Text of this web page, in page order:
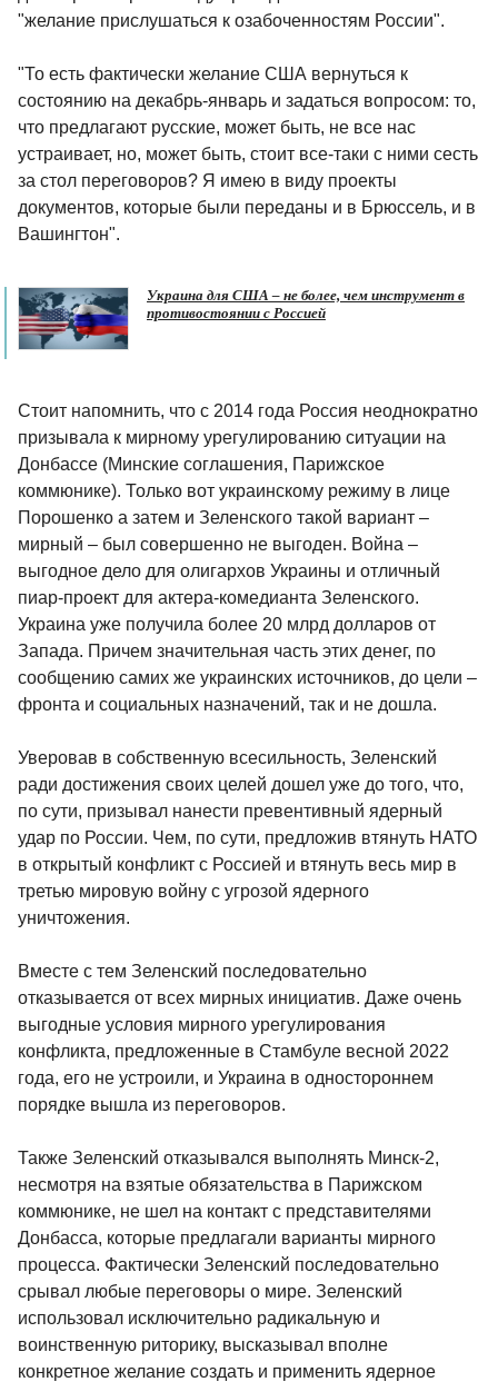
"желание прислушаться к озабоченностям России".
"То есть фактически желание США вернуться к
состоянию на декабрь-январь и задаться вопросом: то,
что предлагают русские, может быть, не все нас
устраивает, но, может быть, стоит все-таки с ними сесть
за стол переговоров? Я имею в виду проекты
документов, которые были переданы и в Брюссель, и в
Вашингтон".
Украина для США – не более, чем инструмент в
противостоянии с Россией
Стоит напомнить, что с 2014 года Россия неоднократно
призывала к мирному урегулированию ситуации на
Донбассе (Минские соглашения, Парижское
коммюнике). Только вот украинскому режиму в лице
Порошенко а затем и Зеленского такой вариант –
мирный – был совершенно не выгоден. Война –
выгодное дело для олигархов Украины и отличный
пиар-проект для актера-комедианта Зеленского.
Украина уже получила более 20 млрд долларов от
Запада. Причем значительная часть этих денег, по
сообщению самих же украинских источников, до цели –
фронта и социальных назначений, так и не дошла.
Уверовав в собственную всесильность, Зеленский
ради достижения своих целей дошел уже до того, что,
по сути, призывал нанести превентивный ядерный
удар по России. Чем, по сути, предложив втянуть НАТО
в открытый конфликт с Россией и втянуть весь мир в
третью мировую войну с угрозой ядерного
уничтожения.
Вместе с тем Зеленский последовательно
отказывается от всех мирных инициатив. Даже очень
выгодные условия мирного урегулирования
конфликта, предложенные в Стамбуле весной 2022
года, его не устроили, и Украина в одностороннем
порядке вышла из переговоров.
Также Зеленский отказывался выполнять Минск-2,
несмотря на взятые обязательства в Парижском
коммюнике, не шел на контакт с представителями
Донбасса, которые предлагали варианты мирного
процесса. Фактически Зеленский последовательно
срывал любые переговоры о мире. Зеленский
использовал исключительно радикальную и
воинственную риторику, высказывал вполне
конкретное желание создать и применить ядерное